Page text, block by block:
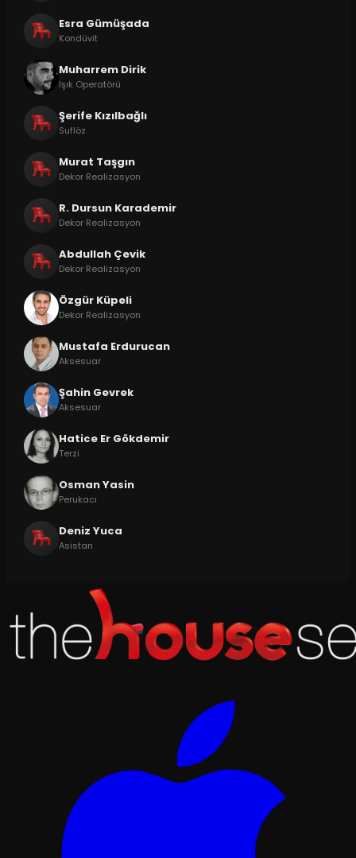
Esra Gümüşada
Kondüvit
Muharrem Dirik
Işık Operatörü
Şerife Kızılbağlı
Suflöz
Murat Taşgın
Dekor Realizasyon
R. Dursun Karademir
Dekor Realizasyon
Abdullah Çevik
Dekor Realizasyon
Özgür Küpeli
Dekor Realizasyon
Mustafa Erdurucan
Aksesuar
Şahin Gevrek
Aksesuar
Hatice Er Gökdemir
Terzi
Osman Yasin
Perukacı
Deniz Yuca
Asistan